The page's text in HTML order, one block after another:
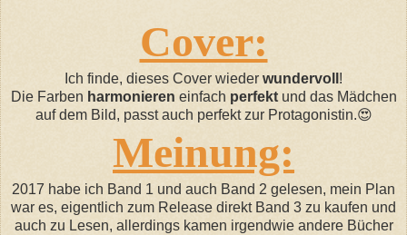
Cover:
Ich finde, dieses Cover wieder wundervoll !
Die Farben harmonieren einfach perfekt und das Mädchen
auf dem Bild, passt auch perfekt zur Protagonistin.😍
Meinung:
2017 habe ich Band 1 und auch Band 2 gelesen, mein Plan
war es, eigentlich zum Release direkt Band 3 zu kaufen und
auch zu Lesen, allerdings kamen irgendwie andere Bücher